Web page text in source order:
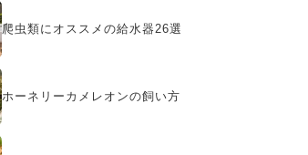
爬虫類にオススメの給水器26選
ホーネリーカメレオンの飼い方